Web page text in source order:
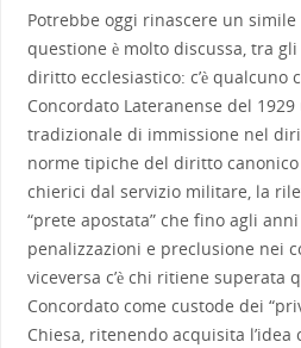
Potrebbe oggi rinascere un
questione è molto discussa, tra
diritto ecclesiastico: c’è qualcuno
Concordato Lateranense del
tradizionale di immissione nel
norme tipiche del diritto canonico
chierici dal servizio militare, la
“prete apostata” che fino agli
penalizzazioni e preclusione nei
viceversa c’è chi ritiene superata
Concordato come custode dei
Chiesa, ritenendo acquisita l’idea